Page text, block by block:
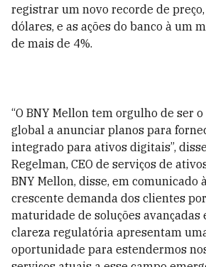
registrar um novo recorde de
dólares, e as ações do banco à um
de mais de 4%.
“O BNY Mellon tem orgulho de ser
global a anunciar planos para
integrado para ativos digitais”,
Regelman, CEO de serviços de
BNY Mellon, disse, em comunicado
crescente demanda dos clientes
maturidade de soluções avançadas
clareza regulatória apresentam
oportunidade para estendermos